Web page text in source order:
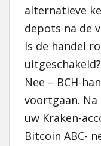
alternatieve
depots na de
Is de handel
uitgeschakeld?
Nee – BCH-
voortgaan. Na
uw Kraken-
Bitcoin ABC-